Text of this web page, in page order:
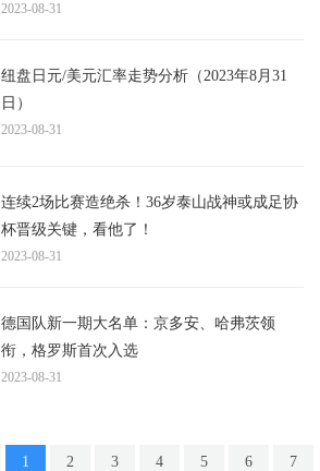
2023-08-31
纽盘日元/美元汇率走势分析（2023年8月31
日）
2023-08-31
连续2场比赛造绝杀！36岁泰山战神或成足协
杯晋级关键，看他了！
2023-08-31
德国队新一期大名单：京多安、哈弗茨领
衔，格罗斯首次入选
2023-08-31
1 2 3 4 5 6 7